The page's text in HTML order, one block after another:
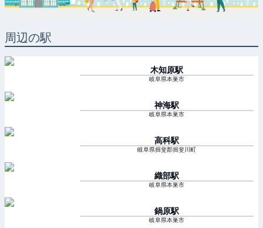
周辺の駅
木知原駅
岐阜県本巣市
神海駅
岐阜県本巣市
高科駅
岐阜県揖斐郡揖斐川町
織部駅
岐阜県本巣市
鍋原駅
岐阜県本巣市